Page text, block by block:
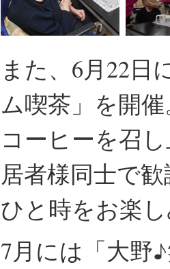
また、6月22日
ム喫茶」を開
コーヒーを召
居者様同士で
ひと時をお楽
7月には「大野